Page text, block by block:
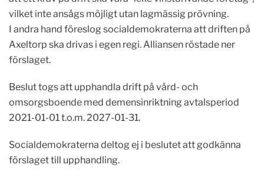
vilket inte ansågs möjligt utan lagmässig prövning.
I andra hand föreslog socialdemokraterna att driften på
Axeltorp ska drivas i egen regi. Alliansen röstade ner
förslaget.
Beslut togs att upphandla drift på vård- och
omsorgsboende med demensinriktning avtalsperiod
2021-01-01 t.o.m. 2027-01-31.
Socialdemokraterna deltog ej i beslutet att godkänna
förslaget till upphandling.